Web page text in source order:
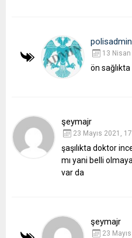
polisadmin
13
ön
şeymajr
23 Mayıs 2021,
şaşılıkta doktor
mı yani belli
var da
şeymajr
23